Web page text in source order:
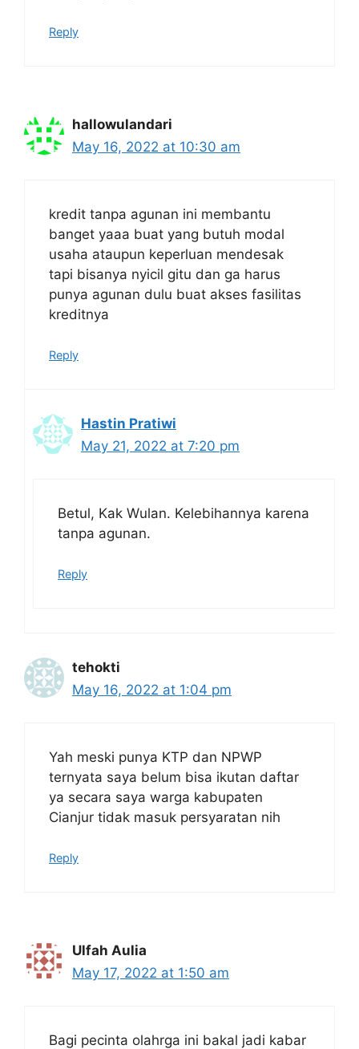
Reply
hallowulandari
May 16, 2022 at 10:30 am
kredit tanpa agunan ini membantu
banget yaaa buat yang butuh modal
usaha ataupun keperluan mendesak
tapi bisanya nyicil gitu dan ga harus
punya agunan dulu buat akses fasilitas
kreditnya
Reply
Hastin Pratiwi
May 21, 2022 at 7:20 pm
Betul, Kak Wulan. Kelebihannya karena
tanpa agunan.
Reply
tehokti
May 16, 2022 at 1:04 pm
Yah meski punya KTP dan NPWP
ternyata saya belum bisa ikutan daftar
ya secara saya warga kabupaten
Cianjur tidak masuk persyaratan nih
Reply
Ulfah Aulia
May 17, 2022 at 1:50 am
Bagi pecinta olahrga ini bakal jadi kabar